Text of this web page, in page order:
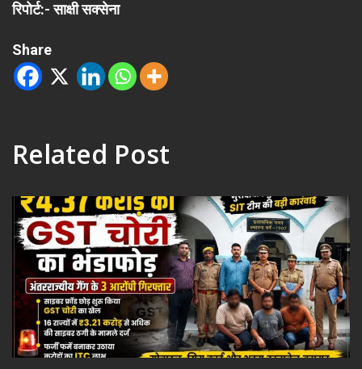
रिपोर्ट:- साक्षी सक्सेना
Share
Related Post